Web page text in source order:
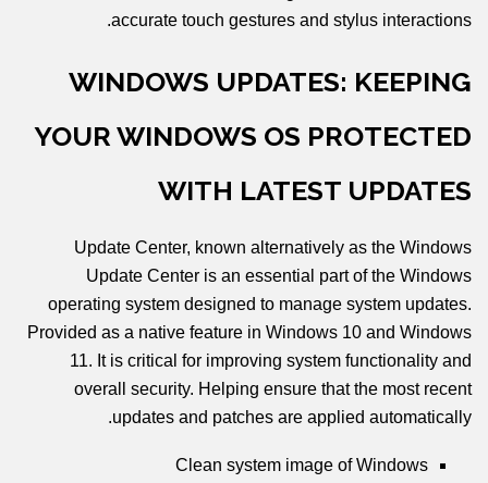
accurate touch gestures and stylus interactions.
WINDOWS UPDATES: KEEPING
YOUR WINDOWS OS PROTECTED
WITH LATEST UPDATES
Update Center, known alternatively as the Windows
Update Center is an essential part of the Windows
operating system designed to manage system updates.
Provided as a native feature in Windows 10 and Windows
11. It is critical for improving system functionality and
overall security. Helping ensure that the most recent
updates and patches are applied automatically.
Clean system image of Windows